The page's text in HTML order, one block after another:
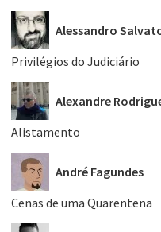
Alessandro
Privilégios do Judiciário
Alexandre
Alistamento
André Fagundes
Cenas de uma Quarentena